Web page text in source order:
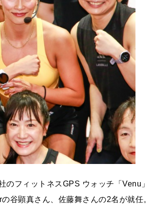
フィットネスGPS ウォッチ「Venu」
谷顕真さん、佐藤舞さんの2名が就任。